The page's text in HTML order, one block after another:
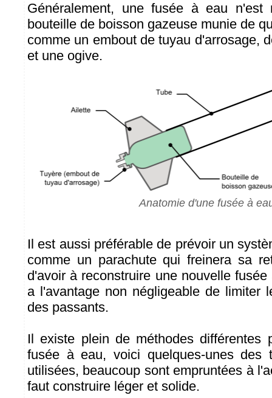
Généralement, une fusée à eau n'est
bouteille de boisson gazeuse munie de
comme un embout de tuyau d'arrosage,
et une ogive.
Anatomie d'une fusée à
Il est aussi préférable de prévoir un
comme un parachute qui freinera sa
d'avoir à reconstruire une nouvelle
a l'avantage non négligeable de limiter
des passants.
Il existe plein de méthodes différentes
fusée à eau, voici quelques-unes des
utilisées, beaucoup sont empruntées à
faut construire léger et solide.